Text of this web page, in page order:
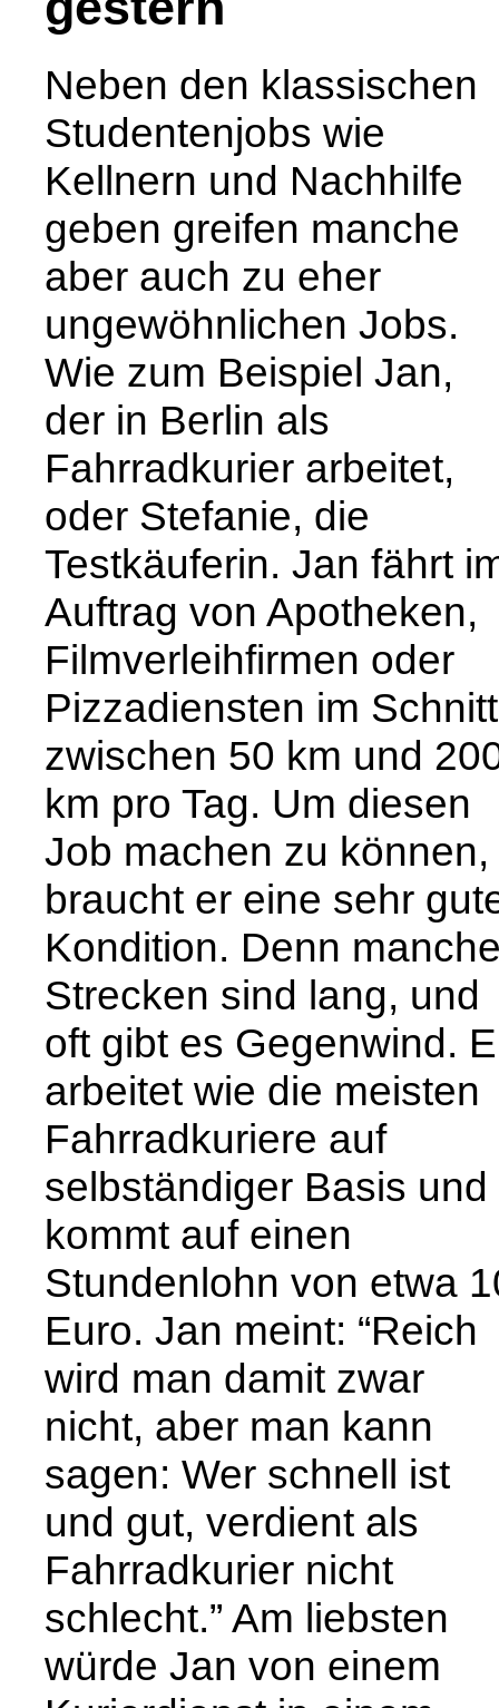
Neben den klassischen
Studentenjobs wie
Kellnern und Nachhilfe
geben greifen manche
aber auch zu eher
ungewöhnlichen Jobs.
Wie zum Beispiel Jan,
der in Berlin als
Fahrradkurier arbeitet,
oder Stefanie, die
Testkäuferin. Jan fährt
Auftrag von Apotheken,
Filmverleihfirmen oder
Pizzadiensten im Schnitt
zwischen 50 km und
km pro Tag. Um diesen
Job machen zu können,
braucht er eine sehr
Kondition. Denn
Strecken sind lang, und
oft gibt es Gegenwind.
arbeitet wie die meisten
Fahrradkuriere auf
selbständiger Basis und
kommt auf einen
Stundenlohn von etwa
Euro. Jan meint: “Reich
wird man damit zwar
nicht, aber man kann
sagen: Wer schnell ist
und gut, verdient als
Fahrradkurier nicht
schlecht.” Am liebsten
würde Jan von einem